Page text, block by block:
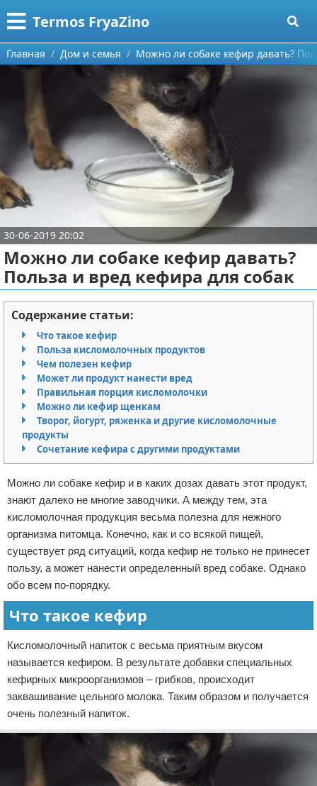
Termos FryaZino
Меню
Главная
Программирование
Дом и семья
Автомобили
Строительство и ремонт
Здоровье
Компьютеры
Личность
Поиск
О проекте
Контакты
Сотрудничество
Размещение рекламы
Для правообладателей
Условия предоставления информации
Отказ от ответственности
Главная Дом и семья Можно ли собаке кефир давать?
30-06-2019 20:02
Можно ли собаке кефир давать?
Польза и вред кефира для собак
Содержание статьи:
Что такое кефир
Польза кисломолочных продуктов
Чем полезен кефир
Может ли продукт нанести вред
Правильная порция кисломолочки
Можно ли кефир щенкам
Творог, йогурт, ряженка и другие кисломолочные
продукты
Сочетание кефира с другими продуктами
Можно ли собаке кефир и в каких дозах давать этот продукт,
знают далеко не многие заводчики. А между тем, эта
кисломолочная продукция весьма полезна для нежного
организма питомца. Конечно, как и со всякой пищей,
существует ряд ситуаций, когда кефир не только не принесет
пользу, а может нанести определенный вред собаке. Однако
обо всем по-порядку.
Что такое кефир
Кисломолочный напиток с весьма приятным вкусом
называется кефиром. В результате добавки специальных
кефирных микроорганизмов – грибков, происходит
заквашивание цельного молока. Таким образом и получается
очень полезный напиток.